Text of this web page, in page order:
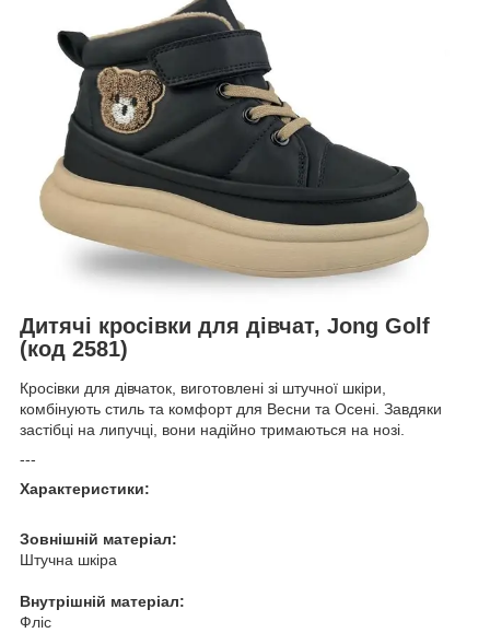
Дитячі кросівки для дівчат, Jong Golf
(код 2581)
Кросівки для дівчаток, виготовлені зі штучної шкіри,
комбінують стиль та комфорт для Весни та Осені. Завдяки
застібці на липучці, вони надійно тримаються на нозі.
---
Характеристики:
Зовнішній матеріал:
Штучна шкіра
Внутрішній матеріал:
Фліс